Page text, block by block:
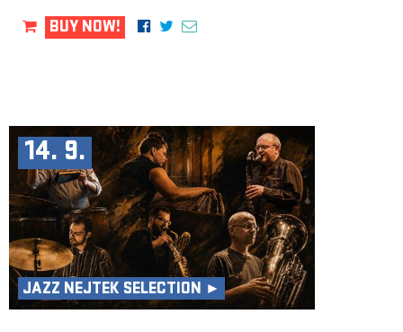
BUY NOW!
14. 9.
JAZZ NEJTEK SELECTION ►